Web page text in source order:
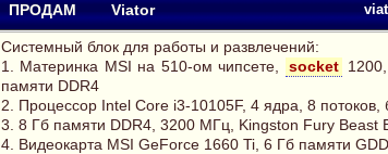
ПРОДАМ Viator
Системный блок для работы и развлечений:
1. Материнка MSI на 510-ом чипсете,
socket
памяти DDR4
2. Процессор Intel Core i3-10105F, 4 ядра, 8 потоков,
3. 8 Гб памяти DDR4, 3200 МГц, Kingston Fury Beast
4. Видеокарта MSI GeForce 1660 Ti, 6 Гб памяти